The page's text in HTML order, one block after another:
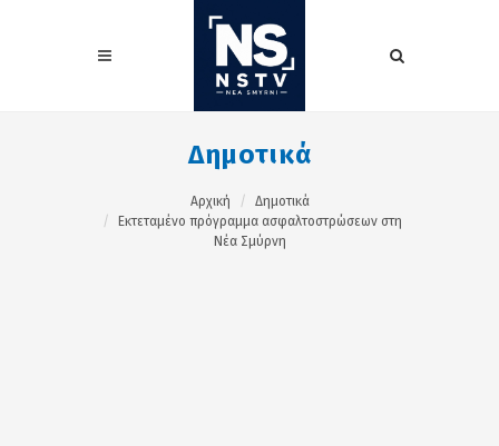
Δημοτικά
Αρχική
Δημοτικά
Εκτεταμένο πρόγραμμα ασφαλτοστρώσεων στη
Νέα Σμύρνη